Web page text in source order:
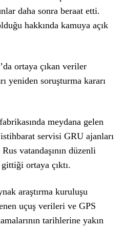
daha sonra beraat etti.
hakkında kamuya açık
ortaya çıkan veriler
yeniden soruşturma kararı
meydana gelen
servisi GRU ajanları
vatandaşının düzenli
ortaya çıktı.
araştırma kuruluşu
uçuş verileri ve GPS
tarihlerine yakın